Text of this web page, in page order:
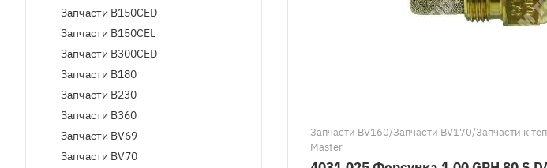
Запчасти BV160/Запчасти BV170/Запчасти к
Master
Запчасти B150CED
Запчасти B150CEL
Запчасти B300CED
Запчасти B180
Запчасти B230
Запчасти B360
Запчасти BV69
Запчасти BV70